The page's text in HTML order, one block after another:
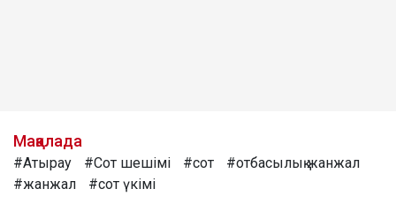
Мақалада
#Атырау #Сот шешімі #сот
#отбасылық жанжал
#жанжал
#сот үкімі